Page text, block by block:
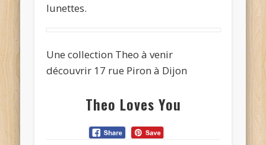
lunettes.
Une collection Theo à venir
découvrir 17 rue Piron à Dijon
Theo Loves You